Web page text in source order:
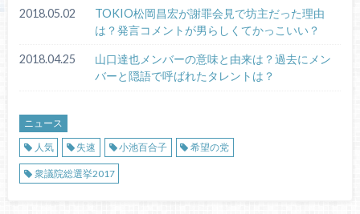
2018.05.02
TOKIO松岡昌宏が謝罪会見で坊主だった理由
は？発言コメントが男らしくてかっこいい？
2018.04.25
山口達也メンバーの意味と由来は？過去にメン
バーと隠語で呼ばれたタレントは？
ニュース
人気
失速 小池百合子 希望の党
衆議院総選挙2017